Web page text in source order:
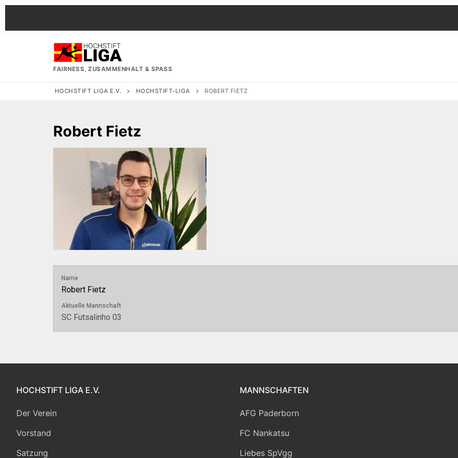
Zum
springen
FAIRNESS, ZUSAMMENHALT & SPASS
HOCHSTIFT LIGA E.V. HOCHSTIFT-LIGA ROBERT FIETZ
Robert Fietz
Name
Robert Fietz
Aktuelle Mannschaft
SC Futsalinho 03
HOCHSTIFT LIGA E.V.
Der Verein
Vorstand
Satzung
MANNSCHAFTEN
AFG Paderborn
FC Nankatsu
Liebes SpVgg